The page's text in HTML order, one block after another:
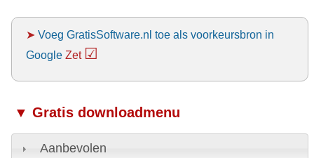
➤ Voeg GratisSoftware.nl toe als voorkeursbron in
Google Zet ☑
▼ Gratis downloadmenu
Aanbevolen